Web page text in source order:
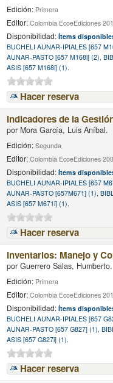
Edición: Primera
Editor:Colombia EcoeEdiciones
Disponibilidad:Ítems
BUCHELI AUNAR-IPIALES [657
AUNAR-PASTO [657 M168i] (2),
ASIS [657 M168i] (1).
Hacer reserva
Indicadores de la
por Mora García, Luis Aníbal.
Edición:Segunda
Editor:Colombia EcoeEdiciones
Disponibilidad:Ítems
BUCHELI AUNAR-IPIALES [657
AUNAR-PASTO [657M671] (1),
ASIS [657 M671i] (1).
Hacer reserva
Inventarios: Manejo y
porGuerrero Salas, Humberto.
Edición: Primera
Editor:Colombia EcoeEdiciones
Disponibilidad:Ítems
BUCHELI AUNAR-IPIALES [657
AUNAR-PASTO [657 G827] (1),
ASIS [657 G827i] (1).
Hacer reserva